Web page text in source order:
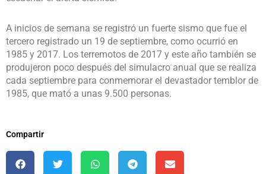
A inicios de semana se registró un fuerte sismo que fue el
tercero registrado un 19 de septiembre, como ocurrió en
1985 y 2017. Los terremotos de 2017 y este año también se
produjeron poco después del simulacro anual que se realiza
cada septiembre para conmemorar el devastador temblor de
1985, que mató a unas 9.500 personas.
Compartir